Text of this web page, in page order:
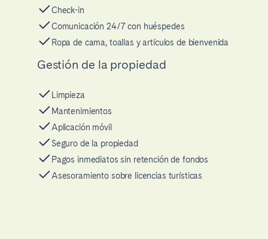
Check-in
Comunicación 24/7 con huéspedes
Ropa de cama, toallas y artículos de bienvenida
Gestión de la propiedad
Limpieza
Mantenimientos
Aplicación móvil
Seguro de la propiedad
Pagos inmediatos sin retención de fondos
Asesoramiento sobre licencias turísticas